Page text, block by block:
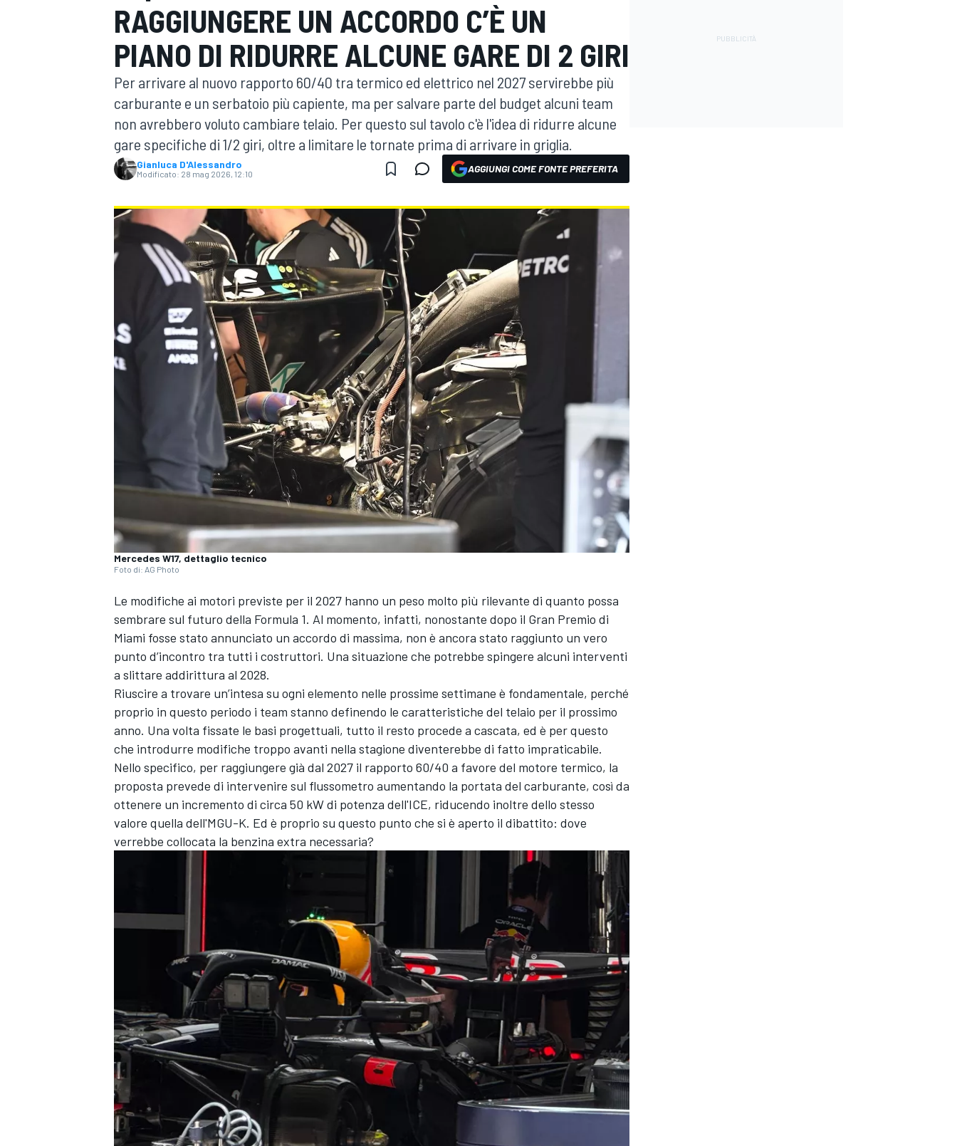
MOTOGP WEC
WRC
MONOPOSTO
RAGGIUNGERE UN ACCORDO C’È UN
PIANO DI RIDURRE ALCUNE GARE DI 2 GIRI
Per arrivare al nuovo rapporto 60/40 tra termico ed elettrico nel 2027 servirebbe più
carburante e un serbatoio più capiente, ma per salvare parte del budget alcuni team
non avrebbero voluto cambiare telaio. Per questo sul tavolo c'è l'idea di ridurre alcune
gare specifiche di 1/2 giri, oltre a limitare le tornate prima di arrivare in griglia.
Gianluca D'Alessandro
Modificato: 28 mag 2026, 12:10 AGGIUNGI COME FONTE PREFERITA
Mercedes W17, dettaglio tecnico
Foto di: AG Photo
Le modifiche ai motori previste per il 2027 hanno un peso molto più rilevante di quanto possa
sembrare sul futuro della Formula 1. Al momento, infatti, nonostante dopo il Gran Premio di
Miami fosse stato annunciato un accordo di massima, non è ancora stato raggiunto un vero
punto d’incontro tra tutti i costruttori. Una situazione che potrebbe spingere alcuni interventi
a slittare addirittura al 2028.
Riuscire a trovare un’intesa su ogni elemento nelle prossime settimane è fondamentale, perché
proprio in questo periodo i team stanno definendo le caratteristiche del telaio per il prossimo
anno. Una volta fissate le basi progettuali, tutto il resto procede a cascata, ed è per questo
che introdurre modifiche troppo avanti nella stagione diventerebbe di fatto impraticabile.
Nello specifico, per raggiungere già dal 2027 il rapporto 60/40 a favore del motore termico, la
proposta prevede di intervenire sul flussometro aumentando la portata del carburante, così da
ottenere un incremento di circa 50 kW di potenza dell'ICE, riducendo inoltre dello stesso
valore quella dell'MGU-K. Ed è proprio su questo punto che si è aperto il dibattito: dove
verrebbe collocata la benzina extra necessaria?